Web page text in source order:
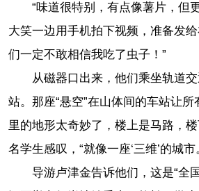
“味道很特别，有点像薯片，但
大笑一边用手机拍下视频，准备发
们一定不敢相信我吃了虫子！”
从磁器口出来，他们乘坐轨道
站。那座“悬空”在山体间的车站让所
里的地形太奇妙了，楼上是马路，
名学生感叹，“就像一座‘三维’的城市
导游卢津金告诉他们，这是“全